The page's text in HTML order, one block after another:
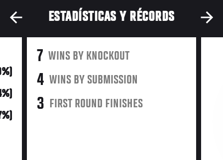
ESTADÍSTICAS Y RÉCORDS
7 WINS BY KNOCKOUT
4 WINS BY SUBMISSION
3 FIRST ROUND FINISHES